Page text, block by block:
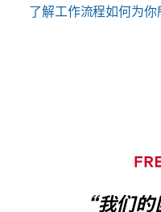
了解工作流程如何为你
“我们